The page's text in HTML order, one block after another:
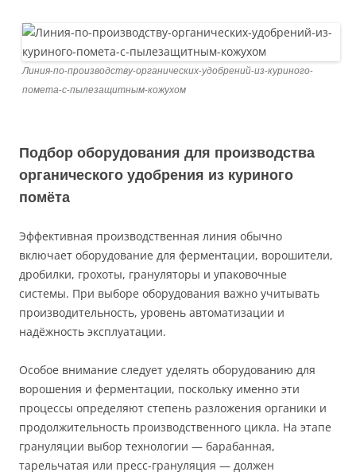
Линия-по-производству-органических-удобрений-из-куриного-
помета-с-пылезащитным-кожухом
Подбор оборудования для производства
органического удобрения из куриного
помёта
Эффективная производственная линия обычно
включает оборудование для ферментации, ворошители,
дробилки, грохоты, грануляторы и упаковочные
системы. При выборе оборудования важно учитывать
производительность, уровень автоматизации и
надёжность эксплуатации.
Особое внимание следует уделять оборудованию для
ворошения и ферментации, поскольку именно эти
процессы определяют степень разложения органики и
продолжительность производственного цикла. На этапе
грануляции выбор технологии — барабанная,
тарельчатая или пресс-грануляция — должен